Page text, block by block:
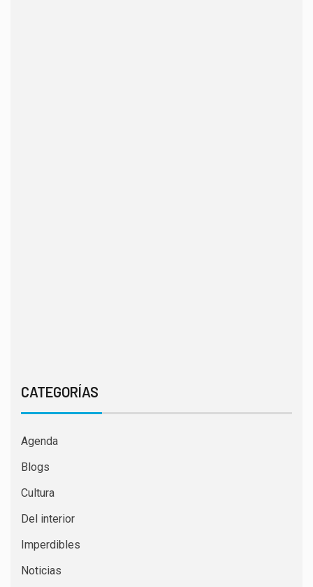
CATEGORÍAS
Agenda
Blogs
Cultura
Del interior
Imperdibles
Noticias